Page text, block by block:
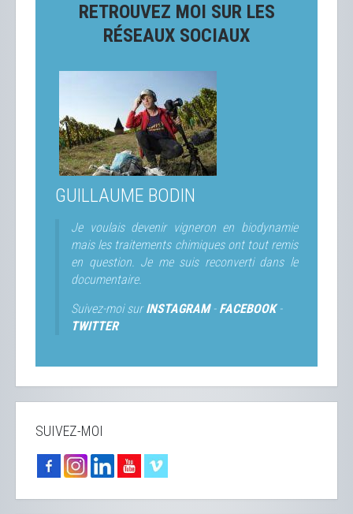
RETROUVEZ MOI SUR LES
RÉSEAUX SOCIAUX
GUILLAUME BODIN
Je voulais devenir vigneron en biodynamie
mais les traitements chimiques ont tout remis
en question. Je me suis reconverti dans le
documentaire.
Suivez-moi surINSTAGRAM- FACEBOOK-
TWITTER
SUIVEZ-MOI